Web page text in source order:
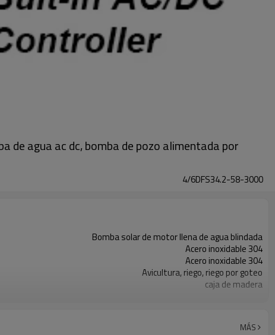
de agua ac dc, bomba de pozo alimentada por
4/6DFS34.2-58-3000
Bomba solar de motor llena de agua blindada
Acero inoxidable 304
Acero inoxidable 304
Avicultura, riego, riego por goteo
caja de madera
MÁS